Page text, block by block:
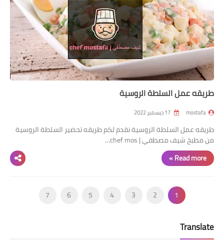
طريقه عمل السلطة الروسية
mostafa
طريقه عمل السلطة الروسية نقدم لكم طريقه تحضير السلطة الروسية
من مطبخ شيف مصطفي | chef mos…
Read more »
1
2
3
4
5
6
7
Translate